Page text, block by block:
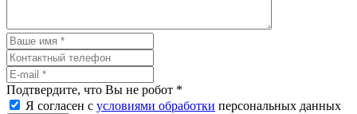
Подтвердите, что Вы не робот *
Я согласен с условиями обработки персональных данных